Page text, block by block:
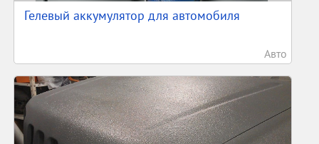
Гелевый аккумулятор для автомобиля
Авто